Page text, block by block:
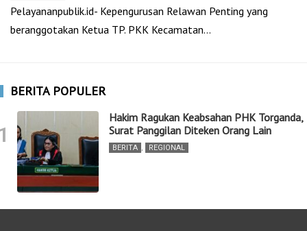
Pelayananpublik.id- Kepengurusan Relawan Penting yang
beranggotakan Ketua TP. PKK Kecamatan…
BERITA POPULER
Hakim Ragukan Keabsahan PHK Torganda,
Surat Panggilan Diteken Orang Lain
BERITA , REGIONAL